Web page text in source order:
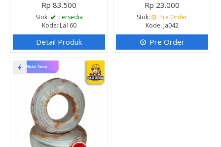
Rp 83.500
Stok:
Tersedia
Kode: La160
Detail Produk
Rp 23.000
Stok:
Pre Order
Kode: Ja042
Pre Order